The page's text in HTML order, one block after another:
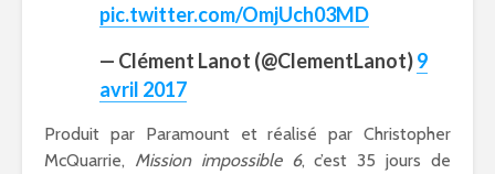
pic.twitter.com/OmjUch03MD
— Clément Lanot (@ClementLanot)9
avril 2017
Produit par Paramount et réalisé par Christopher
McQuarrie, Mission impossible 6, c’est 35 jours de